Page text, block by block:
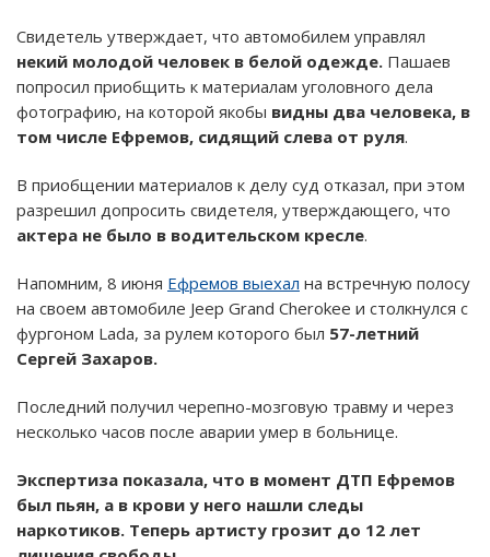
Свидетель утверждает, что автомобилем управлял
некий молодой человек в белой одежде. Пашаев
попросил приобщить к материалам уголовного дела
фотографию, на которой якобы видны два человека, в
том числе Ефремов, сидящий слева от руля.
В приобщении материалов к делу суд отказал, при этом
разрешил допросить свидетеля, утверждающего, что
актера не было в водительском кресле.
Напомним, 8 июня Ефремов выехал на встречную полосу
на своем автомобиле Jeep Grand Cherokee и столкнулся с
фургоном Lada, за рулем которого был 57-летний
Сергей Захаров.
Последний получил черепно-мозговую травму и через
несколько часов после аварии умер в больнице.
Экспертиза показала, что в момент ДТП Ефремов
был пьян, а в крови у него нашли следы
наркотиков. Теперь артисту грозит до 12 лет